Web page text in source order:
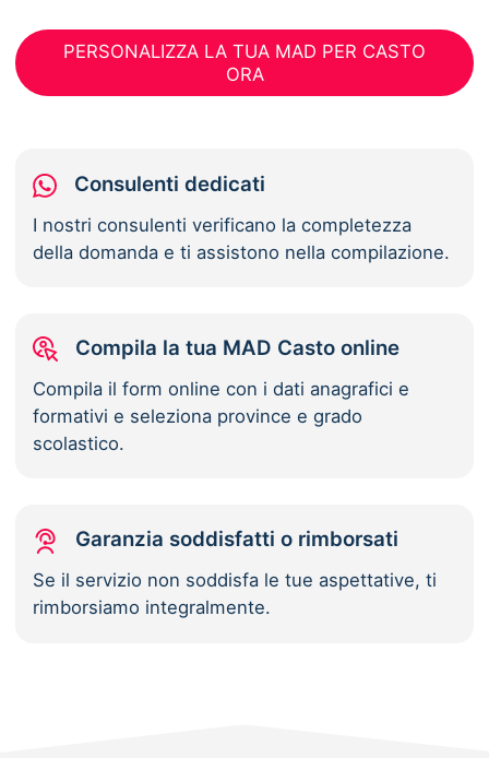
PERSONALIZZA LA TUA MAD PER CASTO
ORA
Consulenti dedicati
I nostri consulenti verificano la completezza
della domanda e ti assistono nella compilazione.
Compila la tua MAD Casto online
Compila il form online con i dati anagrafici e
formativi e seleziona province e grado
scolastico.
Garanzia soddisfatti o rimborsati
Se il servizio non soddisfa le tue aspettative, ti
rimborsiamo integralmente.